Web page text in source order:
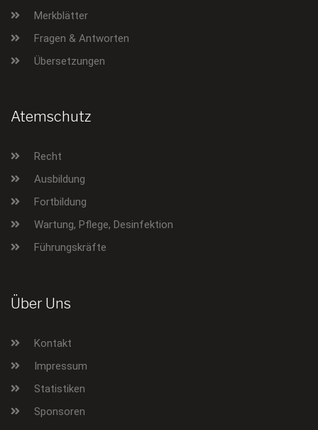
Merkblätter
Fragen & Antworten
Übersetzungen
Atemschutz
Recht
Ausbildung
Fortbildung
Wartung, Pflege, Desinfektion
Führungskräfte
Über Uns
Kontakt
Impressum
Statistiken
Sponsoren